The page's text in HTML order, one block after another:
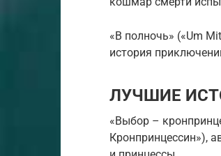
«В полночь» («Um
история
ЛУЧШИЕ
«Выбор –
Кронпринцессин»),